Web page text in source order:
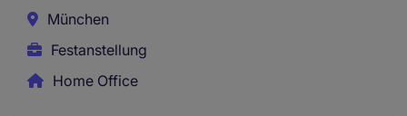
München
Festanstellung
Home Office